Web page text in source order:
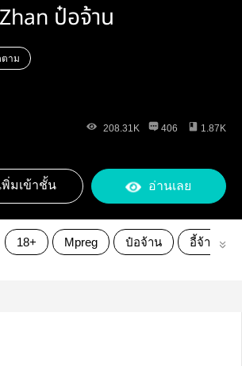
ป๋อจ้าน
าม
208.31K 406 1.87K
พิ่มเข้าชั้น อ่านเลย
18+ Mpreg ป๋อจ้าน อี้จ้าน